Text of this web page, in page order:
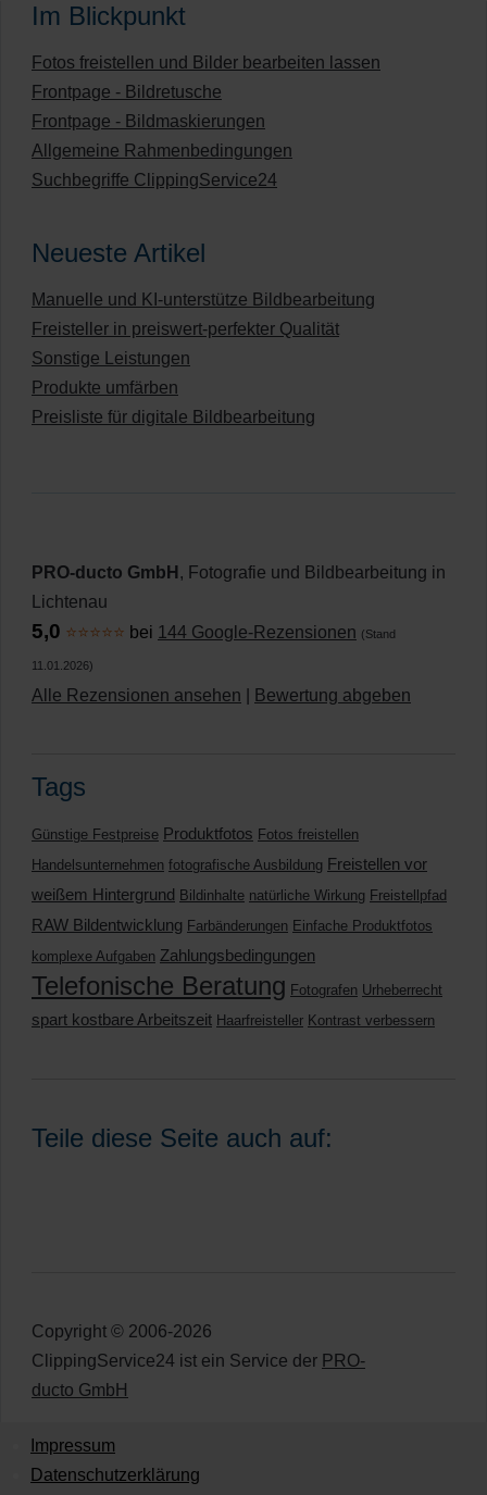
Im Blickpunkt
Fotos freistellen und Bilder bearbeiten lassen
Frontpage - Bildretusche
Frontpage - Bildmaskierungen
Allgemeine Rahmenbedingungen
Suchbegriffe ClippingService24
Neueste Artikel
Manuelle und KI-unterstütze Bildbearbeitung
Freisteller in preiswert-perfekter Qualität
Sonstige Leistungen
Produkte umfärben
Preisliste für digitale Bildbearbeitung
PRO-ducto GmbH , Fotografie und Bildbearbeitung in
Lichtenau
5,0 ⭐⭐⭐⭐⭐ bei 144 Google-Rezensionen (Stand
11.01.2026)
Alle Rezensionen ansehen Bewertung abgeben
Tags
Günstige Festpreise Produktfotos Fotos freistellen
Handelsunternehmen fotografische Ausbildung Freistellen vor
weißem Hintergrund Bildinhalte natürliche Wirkung Freistellpfad
RAW Bildentwicklung Farbänderungen Einfache Produktfotos
komplexe Aufgaben Zahlungsbedingungen
Telefonische Beratung Fotografen Urheberrecht
spart kostbare Arbeitszeit Haarfreisteller Kontrast verbessern
Teile diese Seite auch auf:
Copyright © 2006-2026
ClippingService24 ist ein Service der PRO-
ducto GmbH
Impressum
Datenschutzerklärung